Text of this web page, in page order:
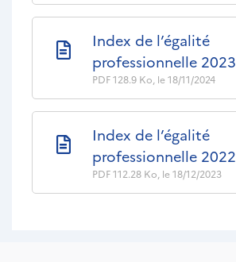
Nom
du
document
Index de l’égalité
professionnelle 2023
PDF128.9 Ko, le 18/11/2024
Nom
du
document
Index de l’égalité
professionnelle 2022
PDF112.28 Ko, le 18/12/2023